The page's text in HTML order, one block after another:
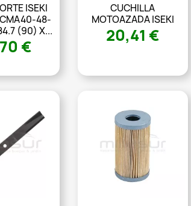
ISEKI
48-
(90) X...
€
CUCHILLA
MOTOAZADA ISEKI
20,41 €